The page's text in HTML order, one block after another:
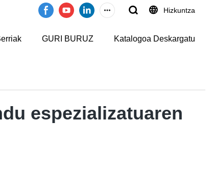
Hizkuntza
GURI BURUZ Katalogoa Deskargatu
espezializatuaren